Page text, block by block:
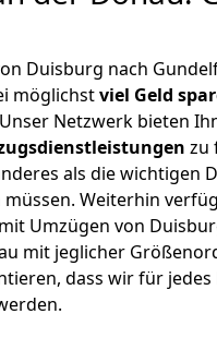
Duisburg nach
möglichstviel Geld
Netzwerk bieten
zu
als die wichtigen
Weiterhin
Umzügen von
mit jeglicher
dass wir für jedes